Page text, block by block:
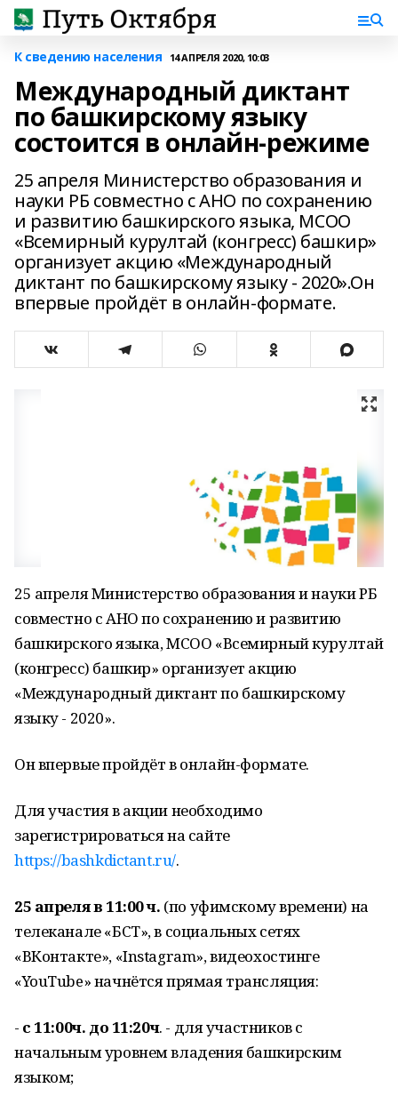
К сведению населения 14 АПРЕЛЯ 2020, 10:03
Международный диктант
по башкирскому языку
состоится в онлайн-режиме
25 апреля Министерство образования и
науки РБ совместно с АНО по сохранению
и развитию башкирского языка, МСОО
«Всемирный курултай (конгресс) башкир»
организует акцию «Международный
диктант по башкирскому языку - 2020».Он
впервые пройдёт в онлайн-формате.
25 апреля Министерство образования и науки РБ
совместно с АНО по сохранению и развитию
башкирского языка, МСОО «Всемирный курултай
(конгресс) башкир» организует акцию
«Международный диктант по башкирскому
языку - 2020».
Он впервые пройдёт в онлайн-формате.
Для участия в акции необходимо
зарегистрироваться на сайте
https://bashkdictant.ru/.
25 апреля в 11:00 ч. (по уфимскому времени) на
телеканале «БСТ», в социальных сетях
«ВКонтакте», «Instagram», видеохостинге
«YouTube» начнётся прямая трансляция:
- с 11:00ч. до 11:20ч. - для участников с
начальным уровнем владения башкирским
языком;